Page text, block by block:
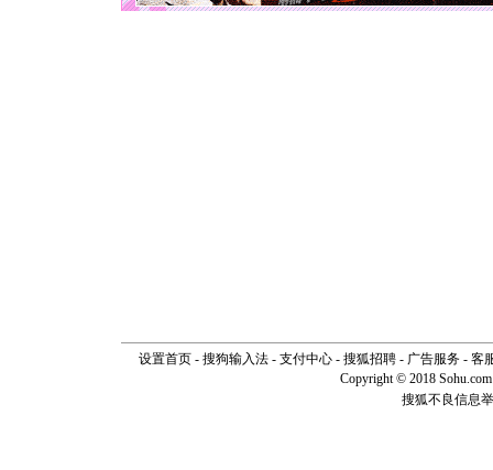
断电。爱
设置首页- 搜狗输入法- 支付中心- 搜狐招聘- 广告服务- 客
Copyright © 2018
搜狐不良信息